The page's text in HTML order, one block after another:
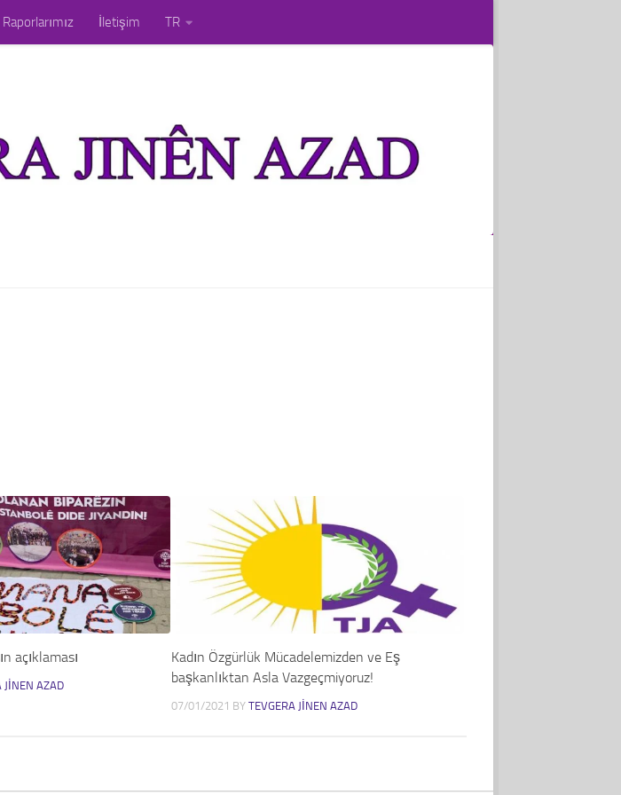
Raporlarımız İletişim TR
açıklaması
JINEN AZAD
Kadın Özgürlük Mücadelemizden ve Eş
başkanlıktan Asla Vazgeçmiyoruz!
07/01/2021 BYTEVGERA JINEN AZAD